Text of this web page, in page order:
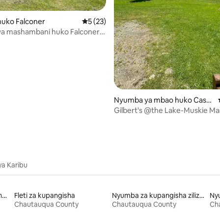
wa 5 kati ya 5, tathmini 40
Falconer Ukadiriaji wa wastani wa 5 kati ya 5,
5 (23)
mashambani huko Falconer
Nyumba ya mbao huko Cassa
daga
Gilbert's @the Lake-Muskie
Karibu
Nyumba za kupangisha zinazofaa familia
Fleti za kupangisha
Chautauqua County
Nyumba za kupangisha zilizo na beseni la maji moto
Chautauqua County